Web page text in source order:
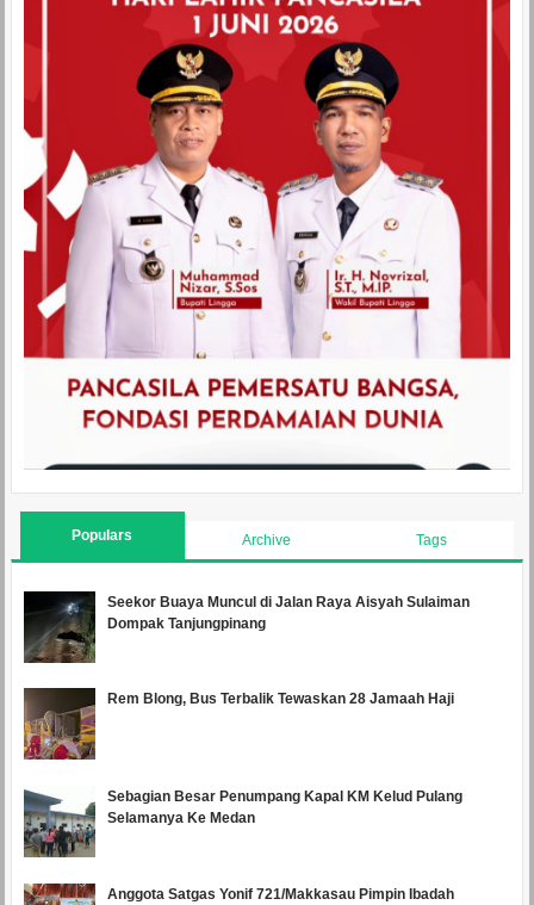
Populars Archive Tags
Seekor Buaya Muncul di Jalan Raya Aisyah Sulaiman
Dompak Tanjungpinang
Rem Blong, Bus Terbalik Tewaskan 28 Jamaah Haji
Sebagian Besar Penumpang Kapal KM Kelud Pulang
Selamanya Ke Medan
Anggota Satgas Yonif 721/Makkasau Pimpin Ibadah